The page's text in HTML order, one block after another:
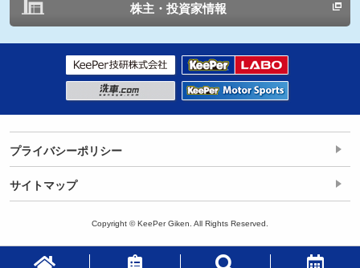
株主・投資家情報
プライバシーポリシー
サイトマップ
Copyright © KeePer Giken. All Rights Reserved.